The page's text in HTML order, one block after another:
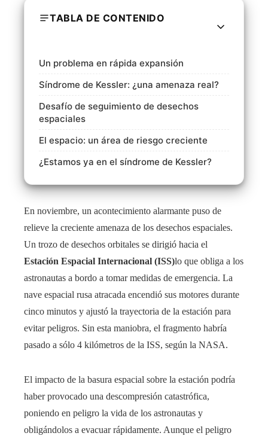
TABLA DE CONTENIDO
Un problema en rápida expansión
Síndrome de Kessler: ¿una amenaza real?
Desafío de seguimiento de desechos
espaciales
El espacio: un área de riesgo creciente
¿Estamos ya en el síndrome de Kessler?
En noviembre, un acontecimiento alarmante puso de
relieve la creciente amenaza de los desechos espaciales.
Un trozo de desechos orbitales se dirigió hacia el
Estación Espacial Internacional (ISS)lo que obliga a los
astronautas a bordo a tomar medidas de emergencia. La
nave espacial rusa atracada encendió sus motores durante
cinco minutos y ajustó la trayectoria de la estación para
evitar peligros. Sin esta maniobra, el fragmento habría
pasado a sólo 4 kilómetros de la ISS, según la NASA.
El impacto de la basura espacial sobre la estación podría
haber provocado una descompresión catastrófica,
poniendo en peligro la vida de los astronautas y
obligándolos a evacuar rápidamente. Aunque el peligro